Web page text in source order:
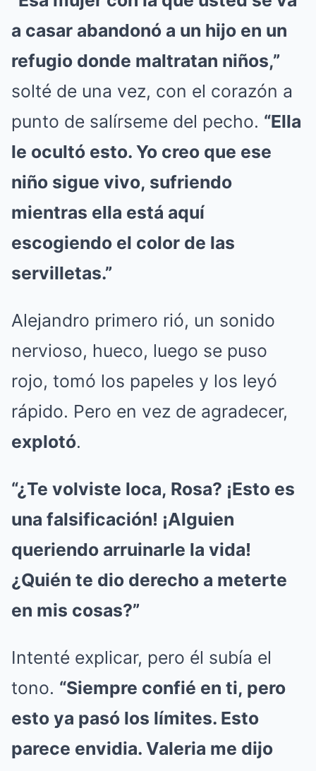
a casar abandonó a un hijo en un
refugio donde maltratan niños,”
solté de una vez, con el corazón a
punto de salírseme del pecho. “Ella
le ocultó esto. Yo creo que ese
niño sigue vivo, sufriendo
mientras ella está aquí
escogiendo el color de las
servilletas.”
Alejandro primero rió, un sonido
nervioso, hueco, luego se puso
rojo, tomó los papeles y los leyó
rápido. Pero en vez de agradecer,
explotó.
“¿Te volviste loca, Rosa? ¡Esto es
una falsificación! ¡Alguien
queriendo arruinarle la vida!
¿Quién te dio derecho a meterte
en mis cosas?”
Intenté explicar, pero él subía el
tono. “Siempre confié en ti, pero
esto ya pasó los límites. Esto
parece envidia. Valeria me dijo